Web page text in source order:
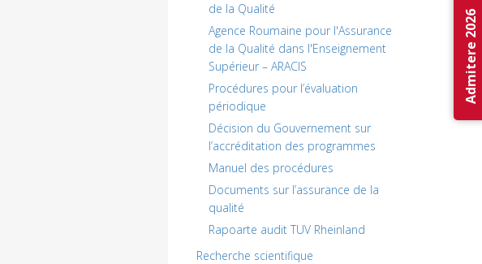
de la Qualité
Agence Roumaine pour l'Assurance
de la Qualité dans l'Enseignement
Supérieur – ARACIS
Procédures pour l’évaluation
périodique
Décision du Gouvernement sur
l’accréditation des programmes
Manuel des procédures
Documents sur l’assurance de la
qualité
Rapoarte audit TUV Rheinland
Recherche scientifique
Admitere 2026